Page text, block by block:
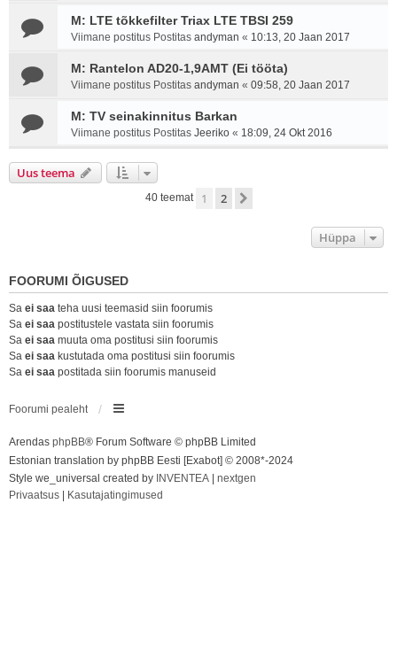
M: LTE tõkkefilter Triax LTE TBSI 259
Viimane postitus Postitas andyman « 10:13, 20 Jaan 2017
M: Rantelon AD20-1,9AMT (Ei tööta)
Viimane postitus Postitas andyman « 09:58, 20 Jaan 2017
M: TV seinakinnitus Barkan
Viimane postitus Postitas Jeeriko « 18:09, 24 Okt 2016
Uus teema
40 teemat 1 2
Hüppa
FOORUMI ÕIGUSED
Sa ei saa teha uusi teemasid siin foorumis
Sa ei saa postitustele vastata siin foorumis
Sa ei saa muuta oma postitusi siin foorumis
Sa ei saa kustutada oma postitusi siin foorumis
Sa ei saa postitada siin foorumis manuseid
Foorumi pealeht
Arendas phpBB® Forum Software © phpBB Limited
Estonian translation by phpBB Eesti [Exabot] © 2008*-2024
Style we_universal created by INVENTEA
nextgen
Privaatsus
Kasutajatingimused